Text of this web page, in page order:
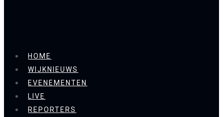
HOME
WIJKNIEUWS
EVENEMENTEN
LIVE
REPORTERS